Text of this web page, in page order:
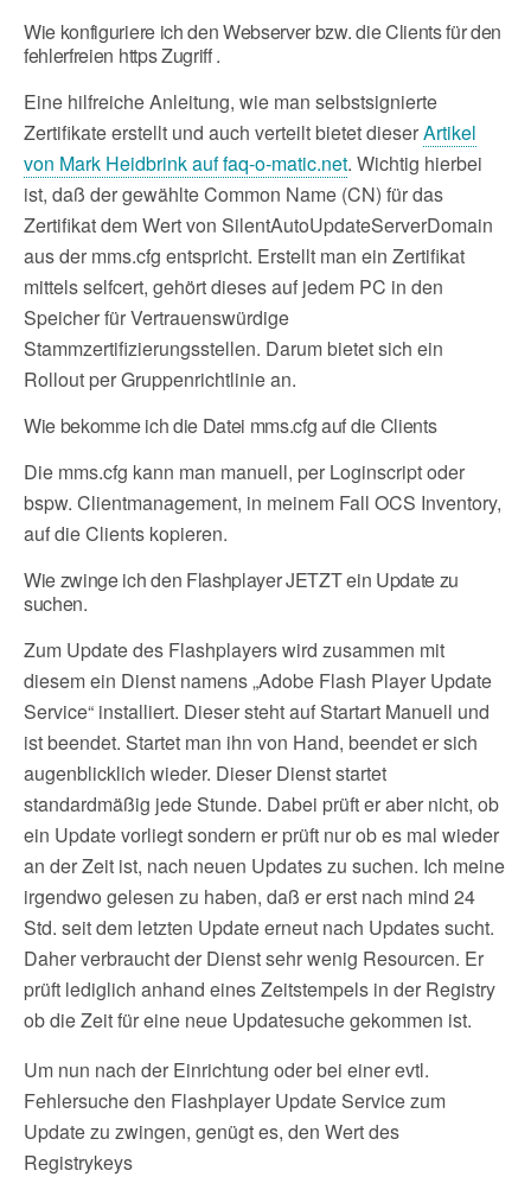
Wie konfiguriere ich den Webserver bzw. die Clients für den
fehlerfreien https Zugriff .
Eine hilfreiche Anleitung, wie man selbstsignierte
Zertifikate erstellt und auch verteilt bietet dieserArtikel
von Mark Heidbrink auf faq-o-matic.net. Wichtig hierbei
ist, daß der gewählte Common Name (CN) für das
Zertifikat dem Wert von SilentAutoUpdateServerDomain
aus der mms.cfg entspricht. Erstellt man ein Zertifikat
mittels selfcert, gehört dieses auf jedem PC in den
Speicher für Vertrauenswürdige
Stammzertifizierungsstellen. Darum bietet sich ein
Rollout per Gruppenrichtlinie an.
Wie bekomme ich die Datei mms.cfg auf die Clients
Die mms.cfg kann man manuell, per Loginscript oder
bspw. Clientmanagement, in meinem Fall OCS Inventory,
auf die Clients kopieren.
Wie zwinge ich den Flashplayer JETZT ein Update zu
suchen.
Zum Update des Flashplayers wird zusammen mit
diesem ein Dienst namens „Adobe Flash Player Update
Service“ installiert. Dieser steht auf Startart Manuell und
ist beendet. Startet man ihn von Hand, beendet er sich
augenblicklich wieder. Dieser Dienst startet
standardmäßig jede Stunde. Dabei prüft er aber nicht, ob
ein Update vorliegt sondern er prüft nur ob es mal wieder
an der Zeit ist, nach neuen Updates zu suchen. Ich meine
irgendwo gelesen zu haben, daß er erst nach mind 24
Std. seit dem letzten Update erneut nach Updates sucht.
Daher verbraucht der Dienst sehr wenig Resourcen. Er
prüft lediglich anhand eines Zeitstempels in der Registry
ob die Zeit für eine neue Updatesuche gekommen ist.
Um nun nach der Einrichtung oder bei einer evtl.
Fehlersuche den Flashplayer Update Service zum
Update zu zwingen, genügt es, den Wert des
Registrykeys